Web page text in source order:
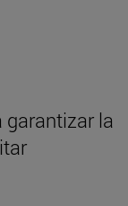
garantizar la